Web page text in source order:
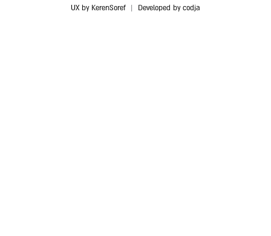
UX by KerenSoref Developed by codja